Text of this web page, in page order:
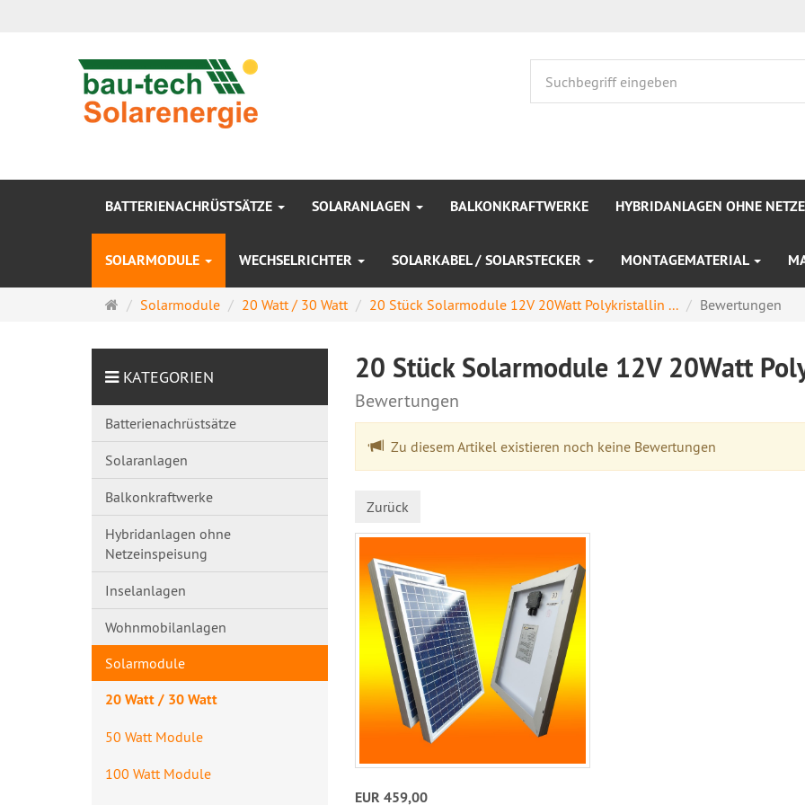
BATTERIENACHRÜSTSÄTZE SOLARANLAGEN BALKONKRAFTWERKE HYBRIDANLAGEN OHNE
SOLARMODULE WECHSELRICHTER SOLARKABEL / SOLARSTECKER MONTAGEMATERIAL
Startseite
Solarmodule 20 Watt / 30 Watt 20 Stück Solarmodule 12V 20Watt Polykristallin ... Bewertungen
20 Stück Solarmodule 12V 20Watt
Bewertungen
Zu diesem Artikel existieren noch keine Bewertungen
Zurück
EUR 459,00
KATEGORIEN
Batterienachrüstsätze
Solaranlagen
Balkonkraftwerke
Hybridanlagen ohne
Netzeinspeisung
Inselanlagen
Wohnmobilanlagen
Solarmodule
20 Watt / 30 Watt
50 Watt Module
100 Watt Module